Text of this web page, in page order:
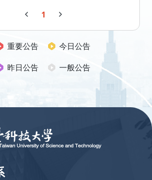
1
重要公告
今日公告
昨日公告
一般公告